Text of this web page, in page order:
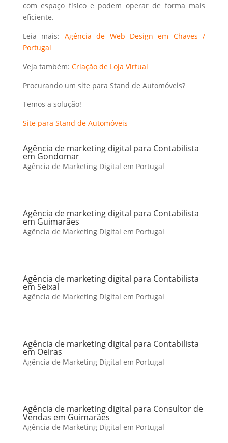
com espaço físico e podem operar de forma mais
eficiente.
Leia mais: Agência de Web Design em Chaves /
Portugal
Veja também: Criação de Loja Virtual
Procurando um site para Stand de Automóveis?
Temos a solução!
Site para Stand de Automóveis
Agência de marketing digital para Contabilista
em Gondomar
Agência de Marketing Digital em Portugal
Agência de marketing digital para Contabilista
em Guimarães
Agência de Marketing Digital em Portugal
Agência de marketing digital para Contabilista
em Seixal
Agência de Marketing Digital em Portugal
Agência de marketing digital para Contabilista
em Oeiras
Agência de Marketing Digital em Portugal
Agência de marketing digital para Consultor de
Vendas em Guimarães
Agência de Marketing Digital em Portugal